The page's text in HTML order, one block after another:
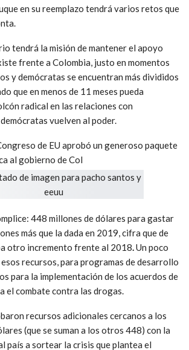
en su reemplazo tendrá varios retos que
tendrá la misión de mantener el apoyo
frente a Colombia, justo en momentos
y demócratas se encuentran más divididos
que en menos de 11 meses pueda
radical en las relaciones con
vuelven al poder.
de EU aprobó un generoso paquete
al gobierno de Col
448 millones de dólares para gastar
más que la dada en 2019, cifra que de
otro incremento frente al 2018 Un poco
esos recursos, para programas de desarrollo
para la implementación de los acuerdos de
el combate contra las drogas.
recursos adicionales cercanos a los
(que se suman a los otros 448) con la
país a sortear la crisis que plantea el